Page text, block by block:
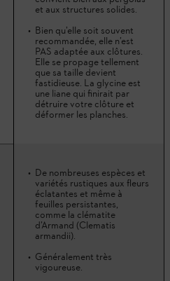
et aux structures solides.
Bien qu’elle soit souvent
recommandée, elle n’est
PAS adaptée aux clôtures.
Elle se propage tellement
que sa taille devient
fastidieuse. La glycine est
une liane qui finirait par
détruire votre clôture et
déformer les planches.
De nombreuses espèces et
variétés rustiques aux fleurs
éclatantes et même à
feuilles persistantes,
comme la clématite
d’Armand (Clematis
armandii).
Généralement très
vigoureuse.